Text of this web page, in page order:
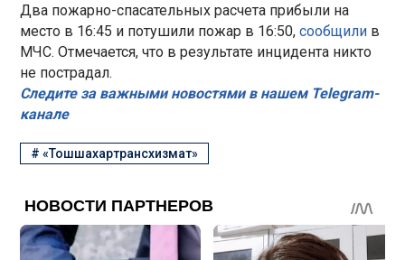
Два пожарно-спасательных расчета прибыли на
место в 16:45 и потушили пожар в 16:50,сообщили в
МЧС. Отмечается, что в результате инцидента никто
не пострадал.
Следите за важными новостями в нашем Telegram-
канале
#«Тошшахартрансхизмат»